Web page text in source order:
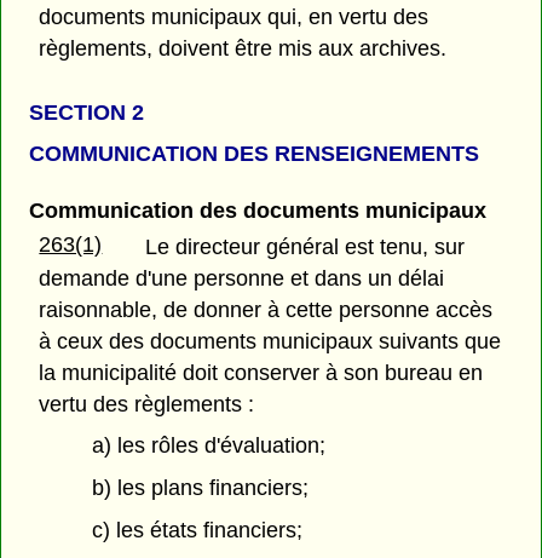
documents municipaux qui, en vertu des
règlements, doivent être mis aux archives.
SECTION 2
COMMUNICATION DES RENSEIGNEMENTS
Communication des documents municipaux
263(1)
Le directeur général est tenu, sur
demande d'une personne et dans un délai
raisonnable, de donner à cette personne accès
à ceux des documents municipaux suivants que
la municipalité doit conserver à son bureau en
vertu des règlements :
a) les rôles d'évaluation;
b) les plans financiers;
c) les états financiers;